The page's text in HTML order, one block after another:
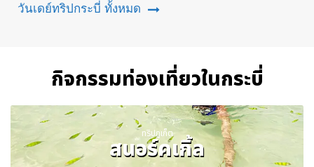
วันเดย์ทริปกระบี่ ทั้งหมด
กิจกรรมท่องเที่ยวในกระบี่
ทริปภูเก็ต
สนอร์คเกิ้ล